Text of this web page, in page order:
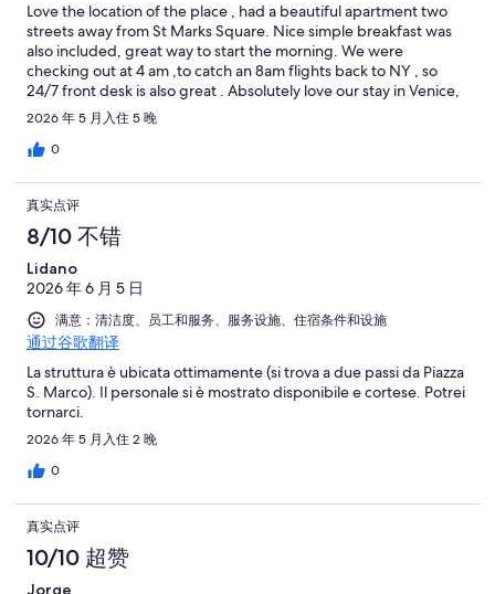
Love the location of the place , had a beautiful apartment two
streets away from St Marks Square. Nice simple breakfast was
also included, great way to start the morning. We were
checking out at 4 am ,to catch an 8am flights back to NY , so
24/7 front desk is also great . Absolutely love our stay in Venice,
thanks to the hotel stuff for making it flawless.
2026 年 5 月入住 5 晚
0
真实点评
8/10 不错
Lidano
2026 年 6 月 5 日
满意：清洁度、员工和服务、服务设施、住宿条件和设施
通过谷歌翻译
La struttura è ubicata ottimamente (si trova a due passi da Piazza
S. Marco). Il personale si è mostrato disponibile e cortese. Potrei
tornarci.
2026 年 5 月入住 2 晚
0
真实点评
10/10 超赞
Jorge